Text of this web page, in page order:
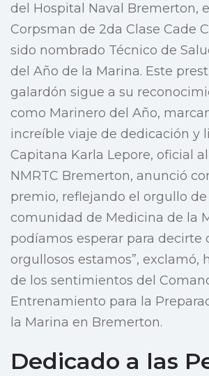
del Hospital Naval Bremerton,
Corpsman de 2da Clase Cade
sido nombrado Técnico de
del Año de la Marina. Este
galardón sigue a su
como Marinero del Año,
increíble viaje de dedicación y
Capitana Karla Lepore, oficial
NMRTC Bremerton, anunció
premio, reflejando el orgullo
comunidad de Medicina de la
podíamos esperar para decirte
orgullosos estamos”, exclamó,
de los sentimientos del
Entrenamiento para la
la Marina en Bremerton.
Dedicado a las